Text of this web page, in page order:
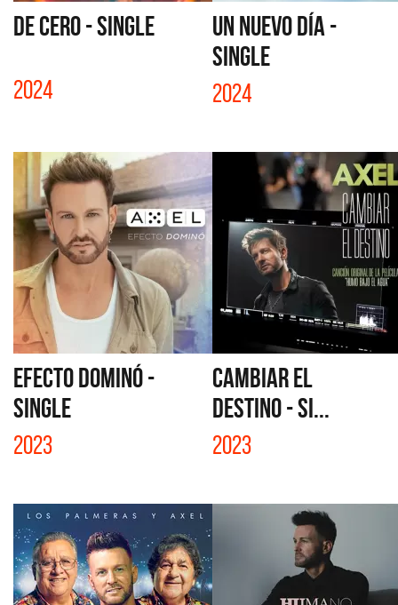
DE CERO - SINGLE
2024
UN NUEVO DÍA -
SINGLE
2024
EFECTO DOMINÓ -
SINGLE
2023
CAMBIAR EL
DESTINO - SI...
2023